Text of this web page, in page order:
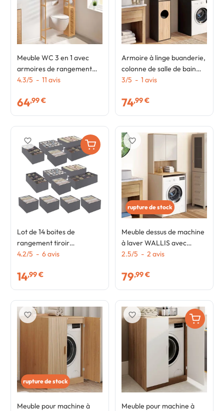
Meuble WC 3 en 1 avec
armoires de rangement
bambou BEA
4.3/5 - 11 avis
64,99 €
Armoire à linge buanderie,
colonne de salle de bain
WALLIS noir et bois façon
3/5 - 1 avis
74,99 €
Lot de 14 boites de
rangement tiroir
organisateurs de dressings
4.2/5 - 6avis
14,99 €
favorite_border
rupture de stock
Meuble dessus de machine
à laver WALLIS avec
placard beige et bois façon
2.5/5 - 2 avis
79,99 €
favorite_border
rupture de stock
Meuble pour machine à
favorite_border
Meuble pour machine à
favorite_border